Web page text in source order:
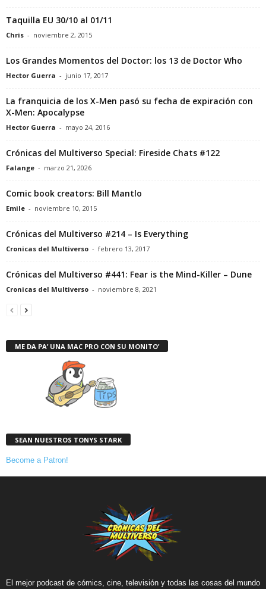
Taquilla EU 30/10 al 01/11
Chris - noviembre 2, 2015
Los Grandes Momentos del Doctor: los 13 de Doctor Who
Hector Guerra - junio 17, 2017
La franquicia de los X-Men pasó su fecha de expiración con
X-Men: Apocalypse
Hector Guerra - mayo 24, 2016
Crónicas del Multiverso Special: Fireside Chats #122
Falange - marzo 21, 2026
Comic book creators: Bill Mantlo
Emile - noviembre 10, 2015
Crónicas del Multiverso #214 – Is Everything
Cronicas del Multiverso - febrero 13, 2017
Crónicas del Multiverso #441: Fear is the Mind-Killer – Dune
Cronicas del Multiverso - noviembre 8, 2021
ME DA PA’ UNA MAC PRO CON SU MONITO’
SEAN NUESTROS TONYS STARK
Become a Patron!
El mejor podcast de cómics, cine, televisión y todas las cosas del mundo